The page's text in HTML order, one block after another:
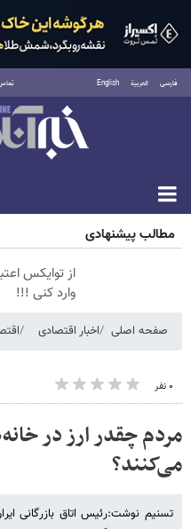
فارسی العربية English
پنجشنبه ۱۵ مرداد ۱۴۰۵
مطالب پیشنهادی
وارد کنی !!!
صفحه اصلی اخبار اقتصادی
۰ نفر
مردم چقدر ارز در
می‌کنند؟